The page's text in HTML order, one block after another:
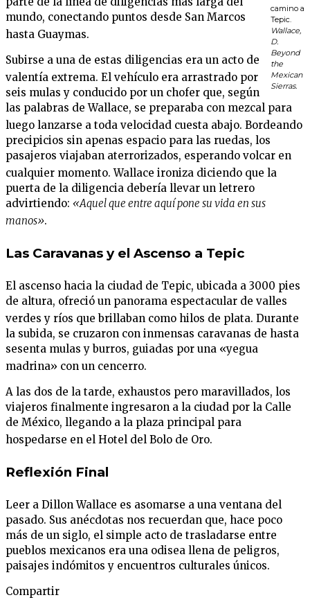
camino a
Tepic.
Wallace,
D.
Beyond
the
Mexican
Sierras.
mundo, conectando puntos desde San Marcos
hasta Guaymas.
Subirse a una de estas diligencias era un acto de
valentía extrema. El vehículo era arrastrado por
seis mulas y conducido por un chofer que, según
las palabras de Wallace, se preparaba con mezcal para
luego lanzarse a toda velocidad cuesta abajo. Bordeando
precipicios sin apenas espacio para las ruedas, los
pasajeros viajaban aterrorizados, esperando volcar en
cualquier momento. Wallace ironiza diciendo que la
puerta de la diligencia debería llevar un letrero
advirtiendo: «Aquel que entre aquí pone su vida en sus
manos».
Las Caravanas y el Ascenso a Tepic
El ascenso hacia la ciudad de Tepic, ubicada a 3000 pies
de altura, ofreció un panorama espectacular de valles
verdes y ríos que brillaban como hilos de plata. Durante
la subida, se cruzaron con inmensas caravanas de hasta
sesenta mulas y burros, guiadas por una «yegua
madrina» con un cencerro.
A las dos de la tarde, exhaustos pero maravillados, los
viajeros finalmente ingresaron a la ciudad por la Calle
de México, llegando a la plaza principal para
hospedarse en el Hotel del Bolo de Oro.
Reflexión Final
Leer a Dillon Wallace es asomarse a una ventana del
pasado. Sus anécdotas nos recuerdan que, hace poco
más de un siglo, el simple acto de trasladarse entre
pueblos mexicanos era una odisea llena de peligros,
paisajes indómitos y encuentros culturales únicos.
Compartir